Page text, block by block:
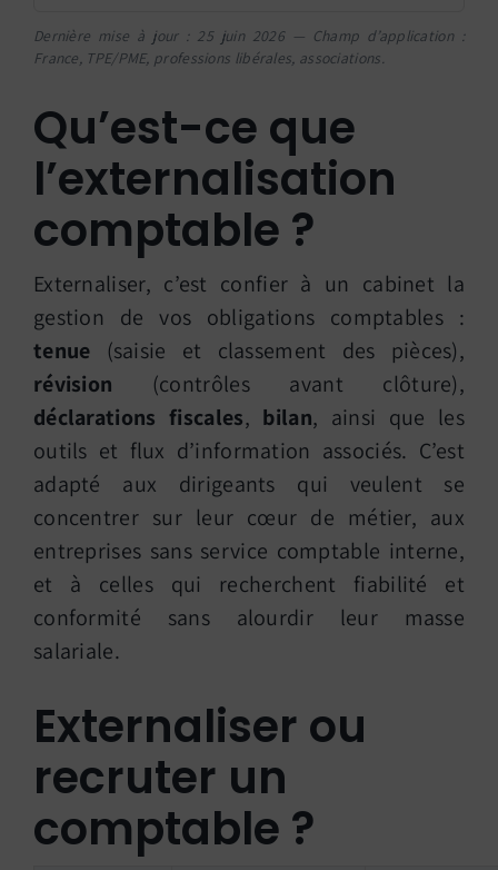
Dernière mise à jour : 25 juin 2026 — Champ d’application :
France, TPE/PME, professions libérales, associations.
Qu’est-ce que
l’externalisation
comptable ?
Externaliser, c’est confier à un cabinet la
gestion de vos obligations comptables :
tenue (saisie et classement des pièces),
révision (contrôles avant clôture),
déclarations fiscales, bilan, ainsi que les
outils et flux d’information associés. C’est
adapté aux dirigeants qui veulent se
concentrer sur leur cœur de métier, aux
entreprises sans service comptable interne,
et à celles qui recherchent fiabilité et
conformité sans alourdir leur masse
salariale.
Externaliser ou
recruter un
comptable ?